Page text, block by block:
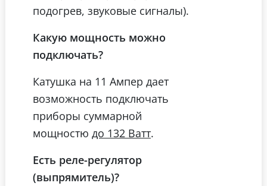
подогрев, звуковые сигналы).
Какую мощность можно
подключать?
Катушка на 11 Ампер дает
возможность подключать
приборы суммарной
мощностю до 132 Ватт.
Есть реле-регулятор
(выпрямитель)?